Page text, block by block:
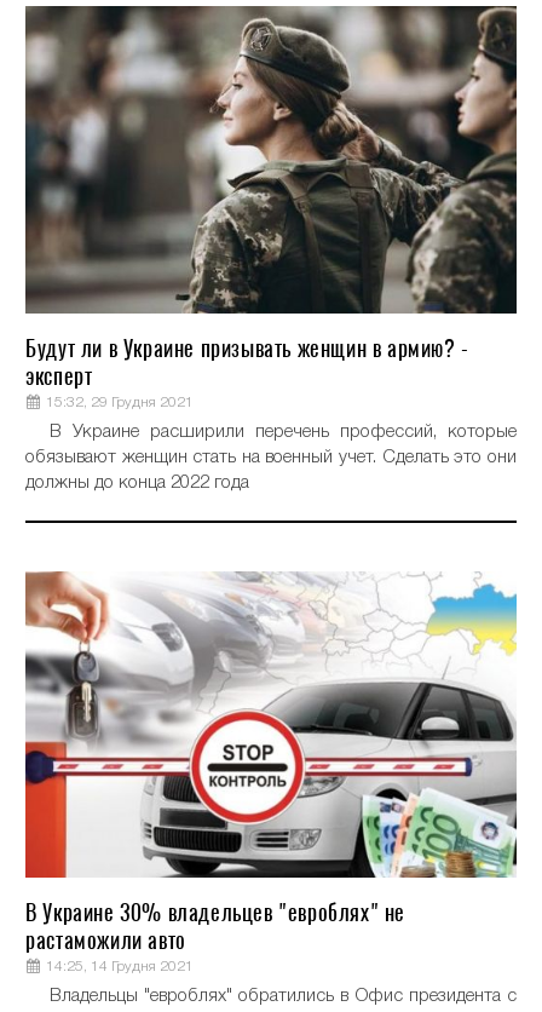
Будут ли в Украине призывать женщин в армию? -
эксперт
15:32, 29 Грудня 2021
В Украине расширили перечень профессий, которые
обязывают женщин стать на военный учет. Сделать это они
должны до конца 2022 года
В Украине 30% владельцев "евроблях" не
растаможили авто
14:25, 14 Грудня 2021
Владельцы "евроблях" обратились в Офис президента с